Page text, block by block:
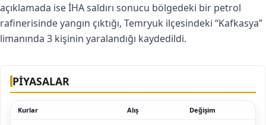
açıklamada ise İHA saldırı sonucu bölgedeki bir petrol
rafinerisinde yangın çıktığı, Temryuk ilçesindeki “Kafkasya”
limanında 3 kişinin yaralandığı kaydedildi.
PİYASALAR
Kurlar Alış Değişim